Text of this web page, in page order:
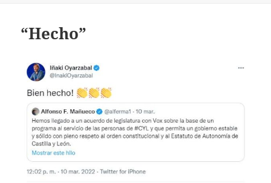
“Hecho”